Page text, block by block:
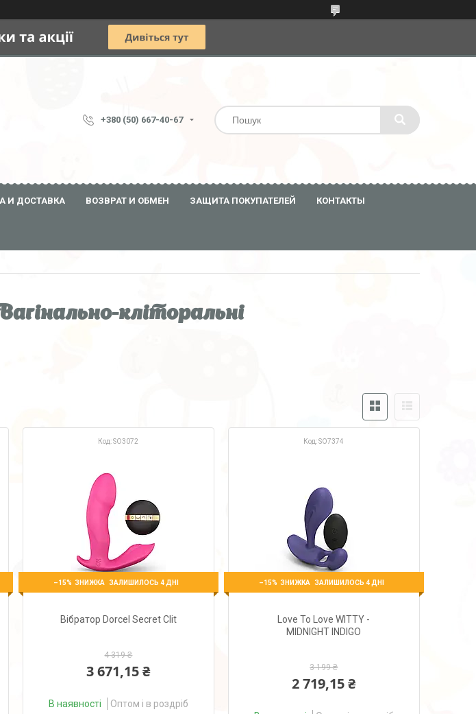
+380 (50) 667-40-67
И ДОСТАВКА ВОЗВРАТ И ОБМЕН ЗАЩИТА ПОКУПАТЕЛЕЙ КОНТАКТЫ
кліторальні
SO3072
–15% ЗАЛИШИЛОСЬ 4 ДНІ
Вібратор Dorcel Secret Clit
4 319 ₴
3 671,15 ₴
В наявності Оптом і в роздріб
SO7374
–15% ЗАЛИШИЛОСЬ 4 ДНІ
Love To Love WITTY -
MIDNIGHT INDIGO
3 199 ₴
2 719,15 ₴